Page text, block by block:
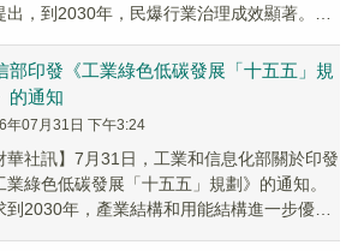
出，到2030年，民爆行業治理成效顯著。企
部印發《工業綠色低碳發展「十五五」規
的通知
年07月31日 下午3:24
華社訊】7月31日，工業和信息化部關於印發
業綠色低碳發展「十五五」規劃》的通知。
到2030年，產業結構和用能結構進一步優